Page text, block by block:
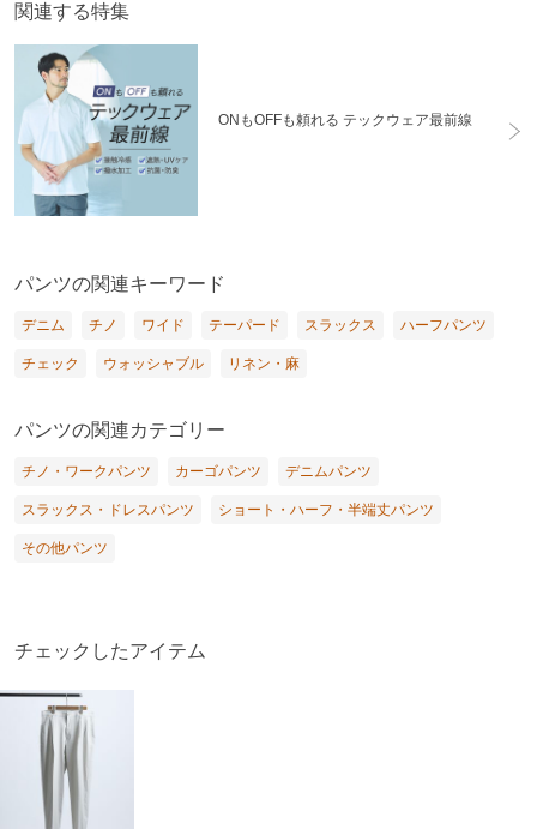
関連する特集
ONもOFFも頼れる テックウェア最前線
パンツの関連キーワード
デニム チノ ワイド テーパード スラックス ハーフパンツ
チェック ウォッシャブル リネン・麻
パンツの関連カテゴリー
チノ・ワークパンツ カーゴパンツ デニムパンツ
スラックス・ドレスパンツ ショート・ハーフ・半端丈パンツ
その他パンツ
チェックしたアイテム